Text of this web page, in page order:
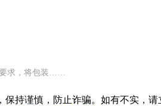
求，将包装……
保持谨慎，防止诈骗。如有不实，